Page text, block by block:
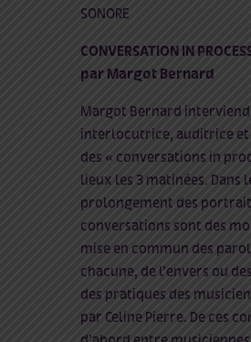
SONORE
CONVERSATION IN
par Margot Bernard
Margot Bernard
interlocutrice, auditrice et
des « conversations in
lieux les 3 matinées. Dans
prolongement des
conversations sont des
mise en commun des
chacune, de l’envers ou
des pratiques des
par Celine Pierre. De ces